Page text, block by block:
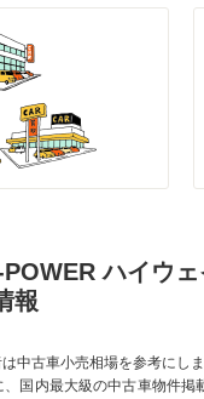
ハイウ
報
中古車小売相場を参考にしま
国内最大級の中古車物件